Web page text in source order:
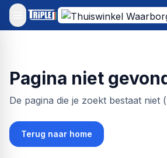
Pagina niet
De pagina die je zoekt bestaat niet
Terug naar home